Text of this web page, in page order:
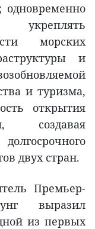
одновременно
укреплять
морских
и
и туризма,
открытия
создавая
двух стран.
Премьер-
выразил
из первых